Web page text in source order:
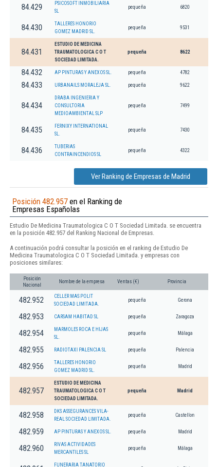
84.429
PSICOSOFT INMOBILIARIA
SL
pequeña 6820
84.430
TALLERES HONORIO
GOMEZ MADRID SL.
pequeña 9531
84.431
ESTUDIO DE MEDICINA
TRAUMATOLOGICA C O T
SOCIEDAD LIMITADA.
pequeña 8622
84.432 AP PINTURAS Y ANEXOS SL. pequeña 4782
84.433 URBANAILS MORALEJA SL. pequeña 9622
84.434
DRABA INGENIERIA Y
CONSULTORIA
MEDIOAMBIENTAL SLP
pequeña 7499
84.435
FERNIXY INTERNATIONAL
SL.
pequeña 7430
84.436
TUBERIAS
CONTRAINCENDIOS SL
pequeña 4322
Ver Ranking de Empresas de Madrid
Posición 482.957 en el Ranking de
Empresas Españolas
Estudio De Medicina Traumatologica C O T Sociedad Limitada. se encuentra
en la posición 482.957 del Ranking Nacional de Empresas.
A continuación podrá consultar la posición en el ranking de Estudio De
Medicina Traumatologica C O T Sociedad Limitada. y empresas con
posiciones similares:
Posición
Nacional
Nombre de la empresa Ventas (€) Provincia
482.952
CELLER MAS POLIT
SOCIEDAD LIMITADA.
pequeña Gerona
482.953 CARSAM HABITAD SL pequeña Zaragoza
482.954
MARMOLES ROCA E HIJAS
SL.
pequeña Málaga
482.955 RADIOTAXI PALENCIA SL pequeña Palencia
482.956
TALLERES HONORIO
GOMEZ MADRID SL.
pequeña Madrid
482.957
ESTUDIO DE MEDICINA
TRAUMATOLOGICA C O T
SOCIEDAD LIMITADA.
pequeña Madrid
482.958
DKS ASSEGURANCES VILA-
REAL SOCIEDAD LIMITADA.
pequeña Castellon
482.959 AP PINTURAS Y ANEXOS SL. pequeña Madrid
482.960
RIVAS ACTIVIDADES
MERCANTILES SL
pequeña Málaga
FUNERARIA TANATORIO